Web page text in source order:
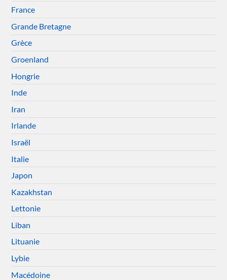
France
Grande Bretagne
Grèce
Groenland
Hongrie
Inde
Iran
Irlande
Israël
Italie
Japon
Kazakhstan
Lettonie
Liban
Lituanie
Lybie
Macédoine